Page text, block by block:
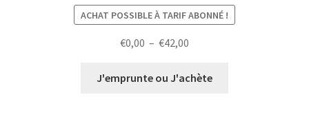
ACHAT POSSIBLE À TARIF ABONNÉ !
€0,00 – €42,00
prix :
J'emprunte ou J'achète